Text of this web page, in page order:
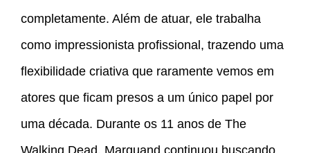
completamente. Além de atuar, ele trabalha
como impressionista profissional, trazendo uma
flexibilidade criativa que raramente vemos em
atores que ficam presos a um único papel por
uma década. Durante os 11 anos de The
Walking Dead, Marquand continuou buscando